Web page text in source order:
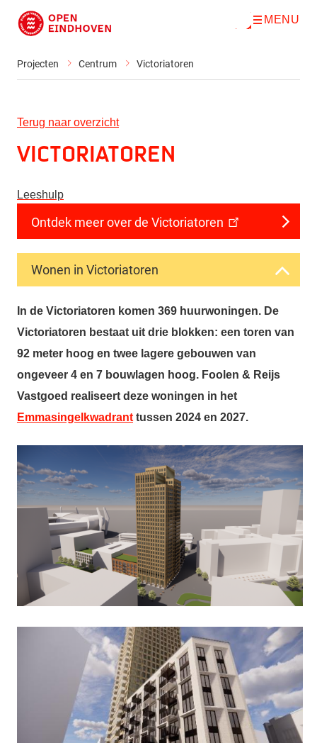
Direct naar de inhoud
O
MENU
Projecten Centrum Victoriatoren
Terug naar overzicht
Victoriatoren
Leeshulp
Ontdek meer over de Victoriatoren
Wonen in Victoriatoren
In de Victoriatoren komen 369 huurwoningen. De
Victoriatoren bestaat uit drie blokken: een toren van
92 meter hoog en twee lagere gebouwen van
ongeveer 4 en 7 bouwlagen hoog. Foolen & Reijs
Vastgoed realiseert deze woningen in het
Emmasingelkwadrant tussen 2024 en 2027.